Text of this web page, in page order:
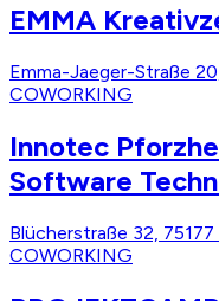
EMMA
Emma-Jaeger-Straße
COWORKING
Innotec
Software
Blücherstraße 32,
COWORKING